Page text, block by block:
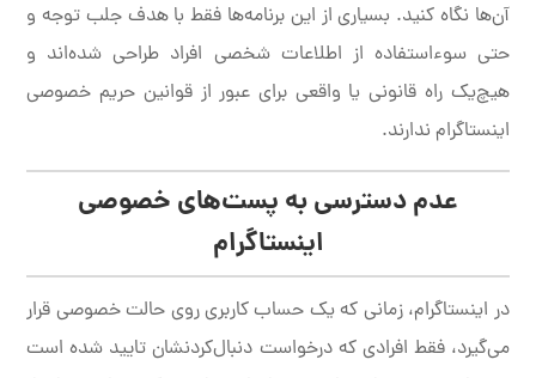
آن‌ها نگاه کنید. بسیاری از این برنامه‌ها فقط با هدف جلب توجه و
حتی سوءاستفاده از اطلاعات شخصی افراد طراحی شده‌اند و
هیچ‌یک راه قانونی یا واقعی برای عبور از قوانین حریم خصوصی
اینستاگرام ندارند.
عدم دسترسی به پست‌های خصوصی
اینستاگرام
در اینستاگرام، زمانی که یک حساب کاربری روی حالت خصوصی قرار
می‌گیرد، فقط افرادی که درخواست دنبال‌کردنشان تایید شده است